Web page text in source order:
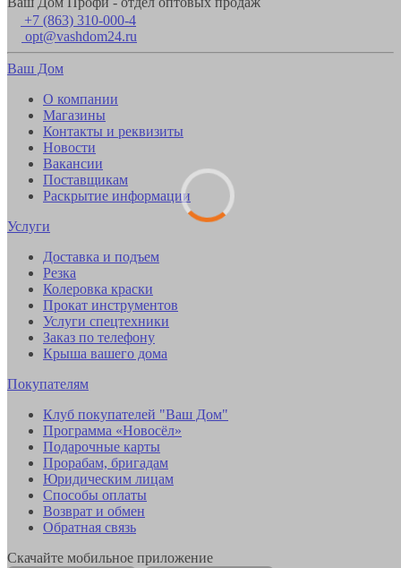
+7 (863) 310-000-4
opt@vashdom24.ru
Ваш Дом
О компании
Магазины
Контакты и реквизиты
Новости
Вакансии
Поставщикам
Раскрытие информации
Услуги
Доставка и подъем
Резка
Колеровка краски
Прокат инструментов
Услуги спецтехники
Заказ по телефону
Крыша вашего дома
Покупателям
Клуб покупателей "Ваш Дом"
Программа «Новосёл»
Подарочные карты
Прорабам, бригадам
Юридическим лицам
Способы оплаты
Возврат и обмен
Обратная связь
Скачайте мобильное приложение